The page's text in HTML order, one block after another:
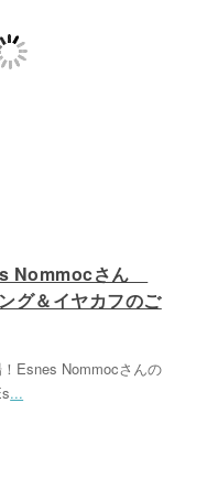
Nommocさん
グ＆イヤカフのご
Esnes Nommocさんの
...